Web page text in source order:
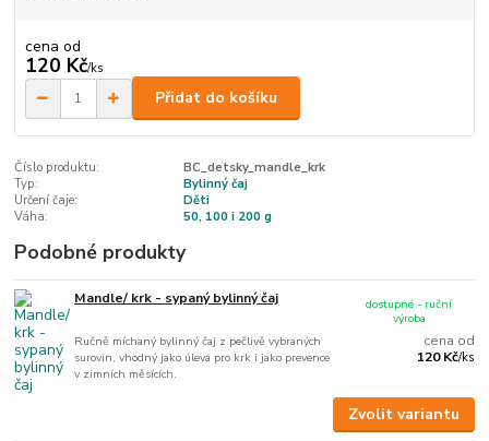
cena od
120 Kč/ks
Přidat do košíku
Číslo produktu:
BC_detsky_mandle_krk
Typ:
Bylinný čaj
Určení čaje:
Děti
Váha:
50, 100 i 200 g
Podobné produkty
Mandle/ krk - sypaný bylinný čaj
Ručně míchaný bylinný čaj z pečlivě vybraných
surovin, vhodný jako úleva pro krk i jako prevence
v zimních měsících.
cena od
120 Kč/ks
dostupné - ruční
výroba
Zvolit variantu